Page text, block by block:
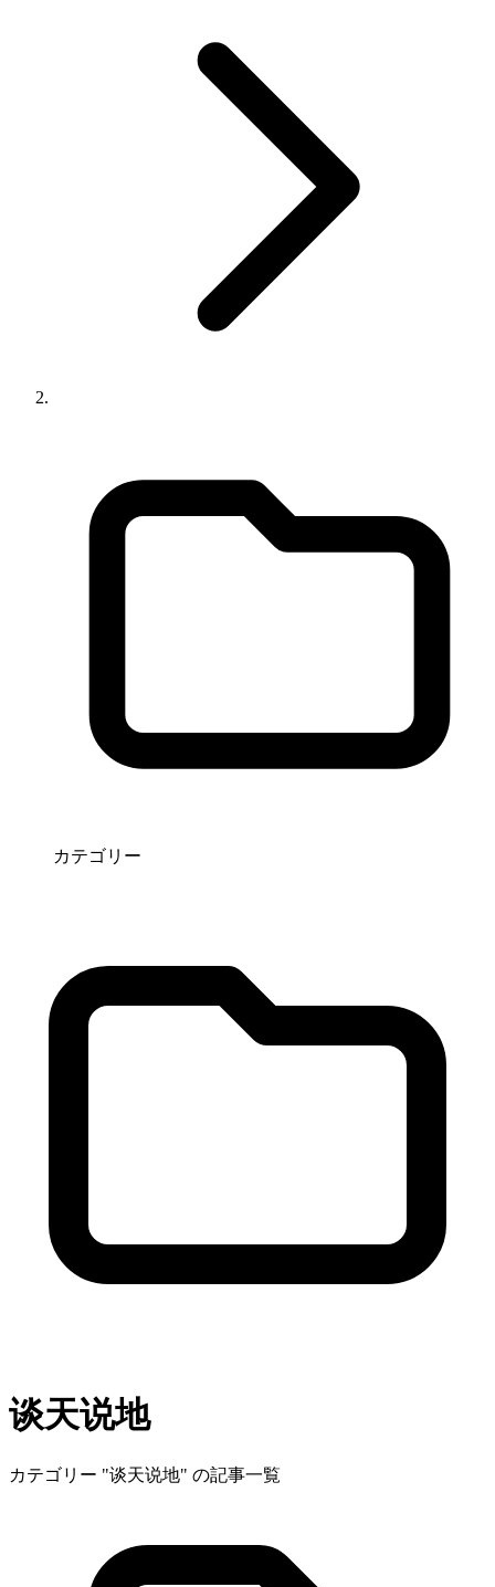
カテゴリー
谈天说地
カテゴリー "谈天说地" の記事一覧